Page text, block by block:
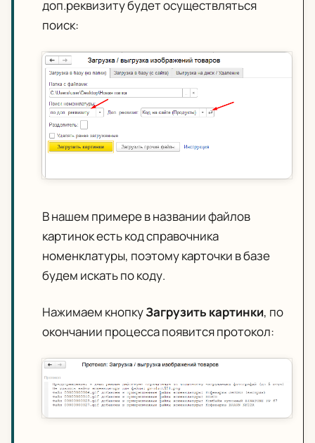
доп.реквизиту будет осуществляться
поиск:
В нашем примере в названии файлов
картинок есть код справочника
номенклатуры, поэтому карточки в базе
будем искать по коду.
Нажимаем кнопкуЗагрузить картинки, по
окончании процесса появится протокол: